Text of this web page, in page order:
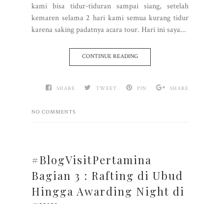
kami bisa tidur-tiduran sampai siang, setelah
kemaren selama 2 hari kami semua kurang tidur
karena saking padatnya acara tour. Hari ini saya...
CONTINUE READING
SHARE TWEET PIN SHARE
NO COMMENTS
#BlogVisitPertamina
Bagian 3 : Rafting di Ubud
Hingga Awarding Night di